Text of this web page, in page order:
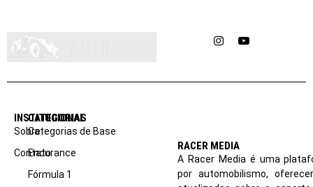
InstagramYouTube
INSTITUCIONAL
Sobre
Contato
CATEGORIAS
Categorias de Base
Endurance
Fórmula 1
RACER MEDIA
A Racer Media é uma
por automobilismo,